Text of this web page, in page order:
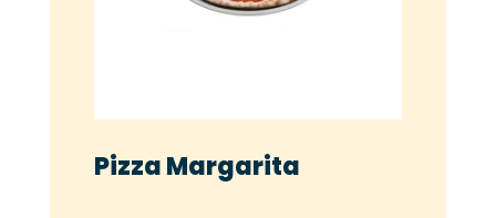
Pizza Margarita